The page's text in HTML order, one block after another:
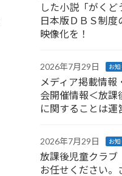
した小説「がくど
日本版ＤＢＳ制
映像化を！
2026年7月29日 お
メディア掲載情報
会開催情報＜放課
に関することは運
2026年7月29日 お
放課後児童クラブ
お任せください。